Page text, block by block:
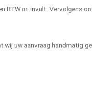
BTW nr. invult. Vervolgens
uw aanvraag handmatig